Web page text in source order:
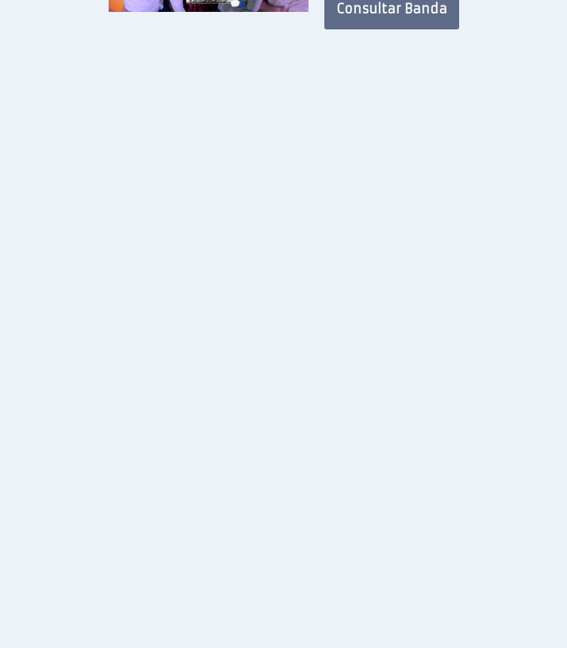
Consultar Banda